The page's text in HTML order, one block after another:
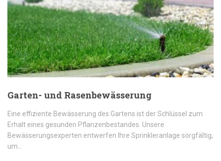
Garten- und Rasenbewässerung
Eine effiziente Bewässerung des Gartens ist der Schlüssel zum
Erhalt eines gesunden Pflanzenbestandes. Unsere
Bewässerungsexperten entwerfen Ihre Sprinkleranlage sorgfältig,
um…